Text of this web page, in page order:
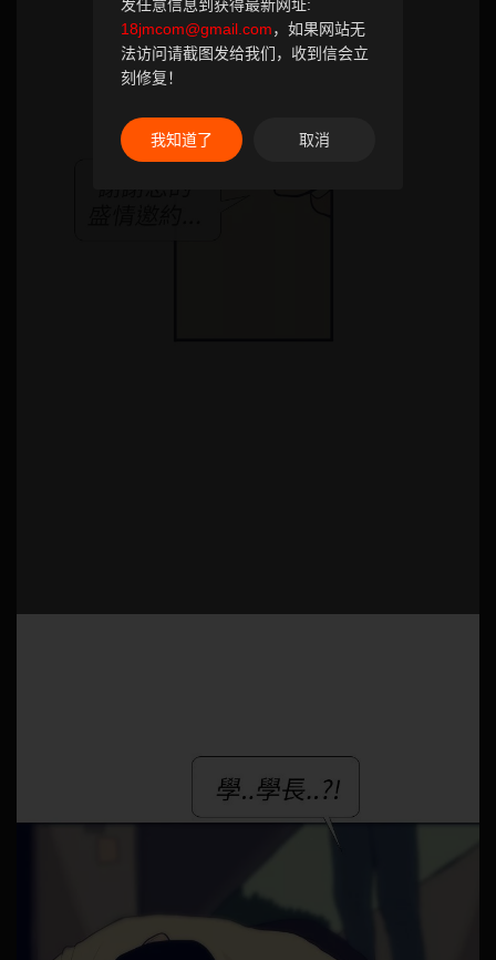
发任意信息到获得最新网址:
18jmcom@gmail.com，如果网站无
法访问请截图发给我们，收到信会立
刻修复！
我知道了 取消